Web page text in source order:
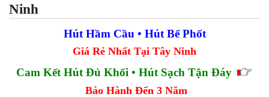
Ninh
Hút Hầm Cầu • Hút Bể Phốt
Giá Rẻ Nhất Tại Tây Ninh
Cam Kết Hút Đủ Khối • Hút Sạch Tận Đáy
Bảo Hành Đến 3 Năm